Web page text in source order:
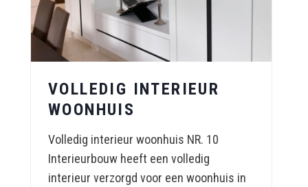
VOLLEDIG INTERIEUR
WOONHUIS
Volledig interieur woonhuis NR. 10
Interieurbouw heeft een volledig
interieur verzorgd voor een woonhuis in